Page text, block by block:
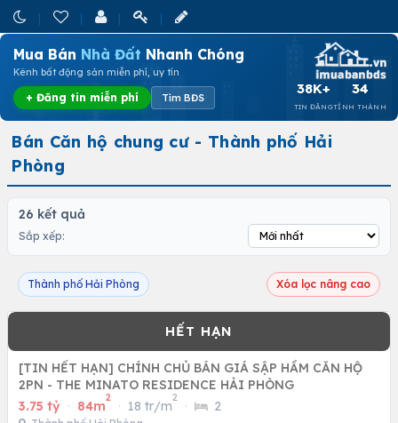
Mua Bán Nhà Đất Nhanh Chóng
Kênh bất động sản miễn phí, uy tín
+ Đăng tin miễn phí Tìm BĐS
38K+
TIN ĐĂNG
34
TỈNH THÀNH
Bán Căn hộ chung cư - Thành phố Hải
Phòng
26 kết quả
Sắp xếp:
Thành phố Hải Phòng Xóa lọc nâng cao
[TIN HẾT HẠN] CHÍNH CHỦ BÁN GIÁ SẬP HẦM CĂN HỘ
2PN - THE MINATO RESIDENCE HẢI PHÒNG
3.75 tỷ · 84m
2
· 18 tr/m
2
· 2